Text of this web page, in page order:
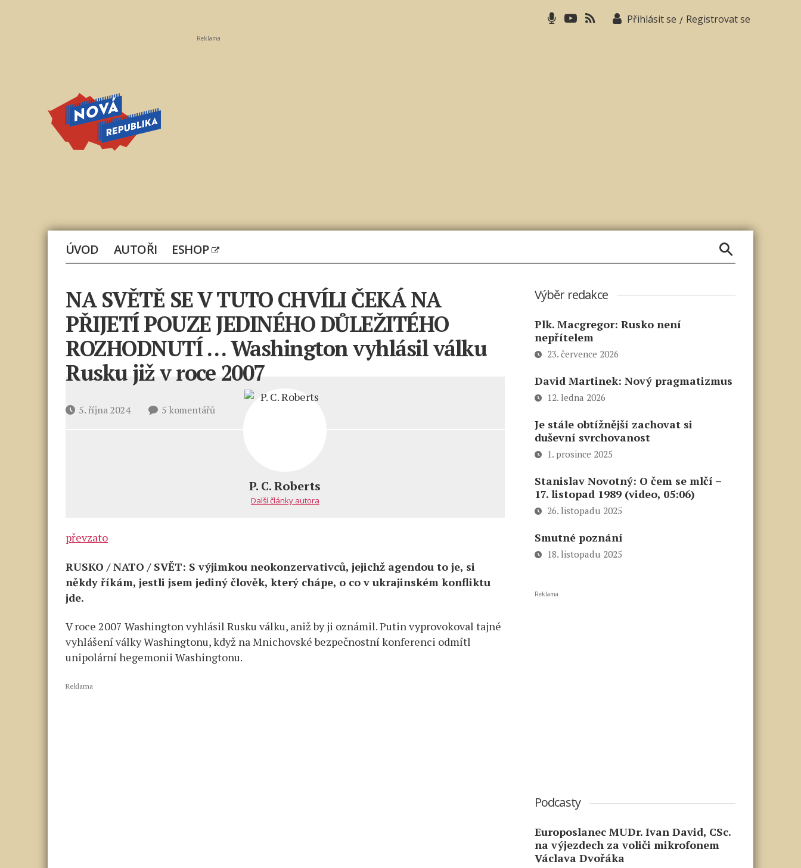
Přihlásit se / Registrovat se
Reklama
ÚVOD AUTOŘI ESHOP
NA SVĚTĚ SE V TUTO CHVÍLI ČEKÁ NA
PŘIJETÍ POUZE JEDINÉHO DŮLEŽITÉHO
ROZHODNUTÍ … Washington vyhlásil válku
Rusku již v roce 2007
Datum5. října 2024 5 komentářůu
PŘIJETÍ
POUZE
ROZHODNUTÍ
…
Washington
vyhlásil
P. C. Roberts
Další články autora
převzato
RUSKO / NATO / SVĚT: S výjimkou neokonzervativců, jejichž agendou to je, si
někdy říkám, jestli jsem jediný člověk, který chápe, o co v ukrajinském konfliktu
jde.
V roce 2007 Washington vyhlásil Rusku válku, aniž by ji oznámil. Putin vyprovokoval tajné
vyhlášení války Washingtonu, když na Mnichovské bezpečnostní konferenci odmítl
unipolární hegemonii Washingtonu.
Reklama
Výběr redakce
Plk. Macgregor: Rusko není
nepřítelem
23. července 2026
David Martinek: Nový pragmatizmus
12. ledna 2026
Je stále obtížnější zachovat si
duševní svrchovanost
1. prosince 2025
Stanislav Novotný: O čem se mlčí –
17. listopad 1989 (video, 05:06)
26. listopadu 2025
Smutné poznání
18. listopadu 2025
Reklama
Podcasty
Europoslanec MUDr. Ivan David, CSc.
na výjezdech za voliči mikrofonem
Václava Dvořáka